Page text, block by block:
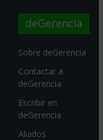
deGerencia
Sobre deGerencia
Contactar a
deGerencia
Escribir en
deGerencia
Aliados